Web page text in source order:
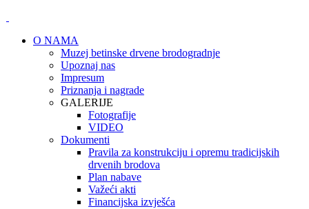
O NAMA
Muzej betinske drvene brodogradnje
Upoznaj nas
Impresum
Priznanja i nagrade
GALERIJE
Fotografije
VIDEO
Dokumenti
Pravila za konstrukciju i opremu tradicijskih
drvenih brodova
Plan nabave
Važeći akti
Financijska izvješća